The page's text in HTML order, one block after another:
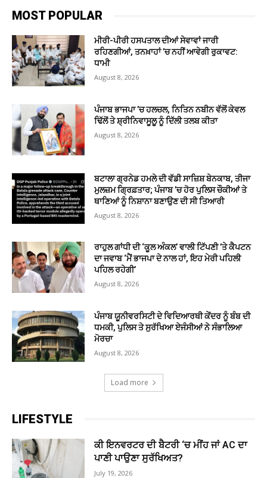
MOST POPULAR
ਮੀਰੀ-ਪੀਰੀ ਹਸਪਤਾਲ ਦੀਆਂ ਸੇਵਾਵਾਂ ਜਾਰੀ
ਰਹਿਣਗੀਆਂ, ਤਨਖ਼ਾਹਾਂ ’ਚ ਨਹੀਂ ਆਵੇਗੀ ਰੁਕਾਵਟ:
ਧਾਮੀ
August 8, 2026
ਪੰਜਾਬ ਭਾਜਪਾ ’ਚ ਹਲਚਲ, ਨਿਤਿਨ ਨਬੀਨ ਵੱਲੋਂ ਕੇਵਲ
ਢਿੱਲੋਂ ਤੇ ਸ਼੍ਰੀਨਿਵਾਸੂਲੂ ਨੂੰ ਦਿੱਲੀ ਤਲਬ ਕੀਤਾ
August 8, 2026
ਬਟਾਲਾ ਗ੍ਰਨੇਡ ਹਮਲੇ ਦੀ ਵੱਡੀ ਸਾਜ਼ਿਸ਼ ਬੇਨਕਾਬ, ਤੀਜਾ
ਮੁਲਜ਼ਮ ਗ੍ਰਿਫ਼ਤਾਰ; ਪੰਜਾਬ ’ਚ ਹੋਰ ਪੁਲਿਸ ਚੌਕੀਆਂ ਤੇ
ਥਾਣਿਆਂ ਨੂੰ ਨਿਸ਼ਾਨਾ ਬਣਾਉਣ ਦੀ ਸੀ ਤਿਆਰੀ
August 8, 2026
ਰਾਹੁਲ ਗਾਂਧੀ ਦੀ ‘ਕੂਲ ਅੰਕਲ’ ਵਾਲੀ ਟਿੱਪਣੀ ’ਤੇ ਕੈਪਟਨ
ਦਾ ਜਵਾਬ ‘ਮੈਂ ਭਾਜਪਾ ਦੇ ਨਾਲ ਹਾਂ, ਇਹ ਮੇਰੀ ਪਹਿਲੀ
ਪਹਿਲ ਰਹੇਗੀ’
August 8, 2026
ਪੰਜਾਬ ਯੂਨੀਵਰਸਿਟੀ ਦੇ ਵਿਦਿਆਰਥੀ ਕੇਂਦਰ ਨੂੰ ਬੰਬ ਦੀ
ਧਮਕੀ, ਪੁਲਿਸ ਤੇ ਸੁਰੱਖਿਆ ਏਜੰਸੀਆਂ ਨੇ ਸੰਭਾਲਿਆ
ਮੋਰਚਾ
August 8, 2026
Load more
LIFESTYLE
ਕੀ ਇਨਵਰਟਰ ਦੀ ਬੈਟਰੀ ‘ਚ ਮੀਂਹ ਜਾਂ AC ਦਾ
ਪਾਣੀ ਪਾਉਣਾ ਸੁਰੱਖਿਅਤ?
July 19, 2026